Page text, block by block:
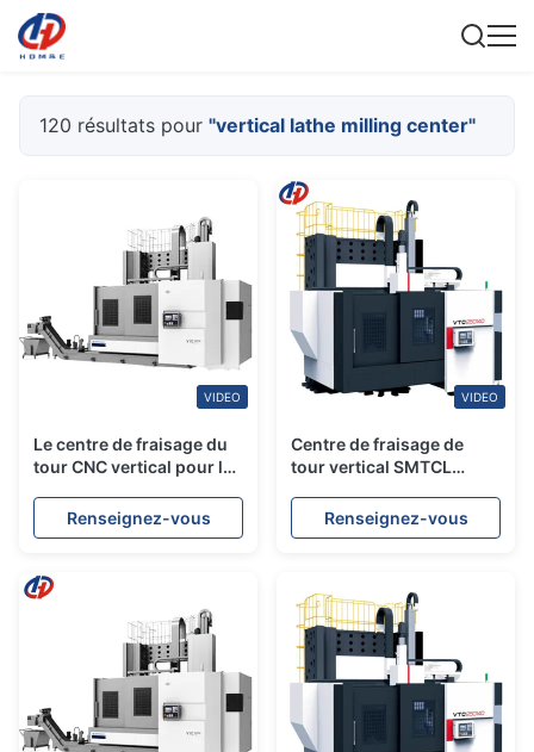
120 résultats pour "vertical lathe milling center"
VIDEO
Le centre de fraisage du
tour CNC vertical pour le
Renseignez-vous
VIDEO
Centre de fraisage de
tour vertical SMTCL
tour vertical à 3 axes à
poutre fixe
Renseignez-vous